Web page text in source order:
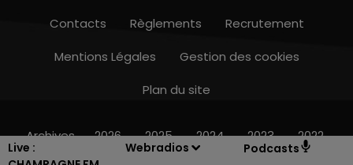
Live :
Webradios Podcasts
16h00 - 20h00
Contacts Règlements
Recrutement
Mentions Légales
Gestion des cookies
Plan du site
Archives 2026 2025 2024 2023 2022